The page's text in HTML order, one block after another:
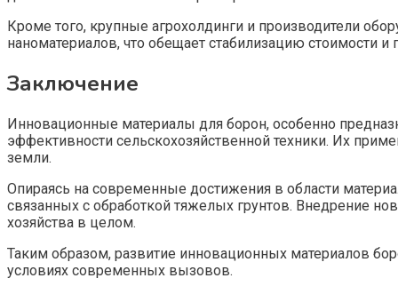
Кроме того, крупные агрохолдинги и производители
наноматериалов, что обещает стабилизацию стоимости
Заключение
Инновационные материалы для борон, особенно
эффективности сельскохозяйственной техники. Их
земли.
Опираясь на современные достижения в области
связанных с обработкой тяжелых грунтов. Внедрение
хозяйства в целом.
Таким образом, развитие инновационных материалов
условиях современных вызовов.